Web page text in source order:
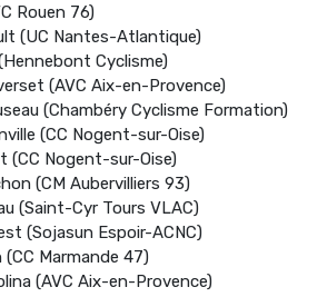
Rouen 76)
(UC Nantes-Atlantique)
Cyclisme)
(AVC Aix-en-Provence)
(Chambéry Cyclisme Formation)
(CC Nogent-sur-Oise)
(CC Nogent-sur-Oise)
(CM Aubervilliers 93)
(Saint-Cyr Tours VLAC)
(Sojasun Espoir-ACNC)
Marmande 47)
(AVC Aix-en-Provence)